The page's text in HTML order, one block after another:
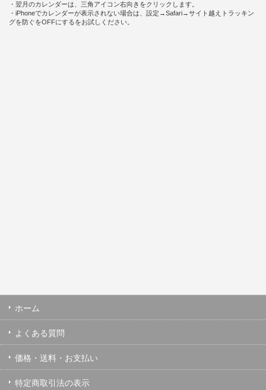
・翌月のカレンダーは、三角アイコン右向きをクリックします。
・iPhoneでカレンダーが表示されない場合は、設定→Safari→サイト越えトラッキン
グを防ぐをOFFにするをお試しください。
ホーム
よくある質問
価格・送料・お支払い
特定商取引法の表示